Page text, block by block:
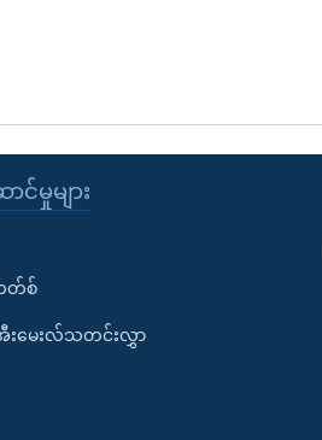
င်မှုများ
တ်စ်
းမေးလ်သတင်းလွှာ